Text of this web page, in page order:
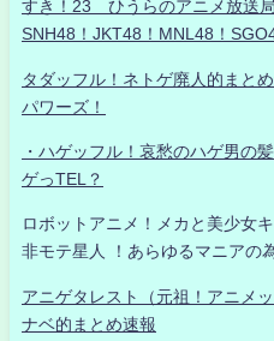
すき！23 ひうらのアニメ放送
SNH48！JKT48！MNL48！
タダッフル！ネトゲ廃人的まと
パワーズ！
・ハゲッフル！哀愁のハゲ男の
ゲっTEL？
ロボットアニメ！メカと美少女
非モテ星人 ！あらゆるマニアの
アニゲタレスト（元祖！アニメ
ナベ的まとめ速報